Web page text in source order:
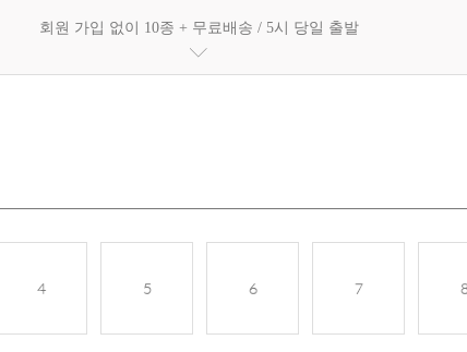
회원 가입 없이 10종 + 무료배송 / 5시 당일 출발